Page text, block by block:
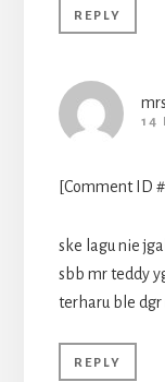
REPLY
14
[Comment ID
ske lagu nie
sbb mr teddy
terharu ble dgr
REPLY